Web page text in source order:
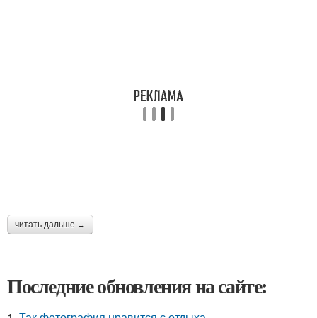
читать дальше →
Последние обновления на сайте: